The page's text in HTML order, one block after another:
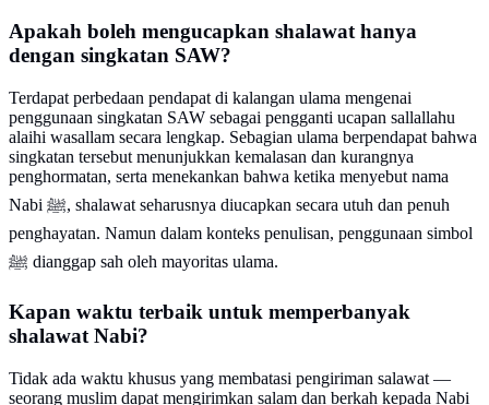
Apakah boleh mengucapkan shalawat hanya
dengan singkatan SAW?
Terdapat perbedaan pendapat di kalangan ulama mengenai
penggunaan singkatan SAW sebagai pengganti ucapan sallallahu
alaihi wasallam secara lengkap. Sebagian ulama berpendapat bahwa
singkatan tersebut menunjukkan kemalasan dan kurangnya
penghormatan, serta menekankan bahwa ketika menyebut nama
Nabi ﷺ, shalawat seharusnya diucapkan secara utuh dan penuh
penghayatan. Namun dalam konteks penulisan, penggunaan simbol
ﷺ dianggap sah oleh mayoritas ulama.
Kapan waktu terbaik untuk memperbanyak
shalawat Nabi?
Tidak ada waktu khusus yang membatasi pengiriman salawat —
seorang muslim dapat mengirimkan salam dan berkah kepada Nabi